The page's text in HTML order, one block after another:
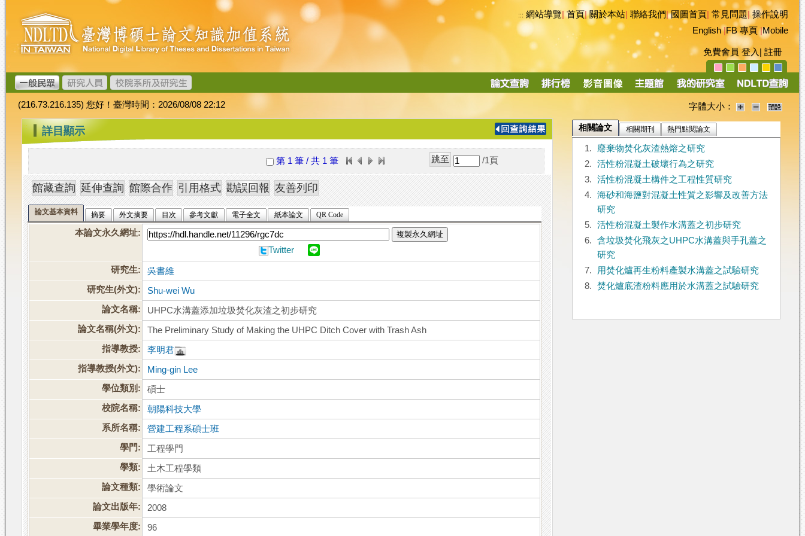
跳
到
主
要
內
容
臺
灣
博
碩
士
論
文
加
值
系
統
::: 網站導覽|首頁|關於本站 聯絡我們|國圖首頁 常見問題|操作說明
English|FB 專頁|Mobile
免費會員 登入 註冊
導
(216.73.216.135) 您好！臺灣時間：2026/08/08 22:12 字體大小：
::: 詳目顯示
第 1 筆 / 共 1 筆 /1 頁
論文基本資料 摘要 外文摘要 目次 參考文獻 電子全文 紙本論文 QR Code
本論文永久網址: 複製永久網址
Twitter
研究生:
吳書維
研究生(外文):
Shu-wei Wu
論文名稱:
UHPC水溝蓋添加垃圾焚化灰渣之初步研究
論文名稱(外文):
The Preliminary Study of Making the UHPC Ditch Cover with Trash Ash
指導教授:
李明君
指導教授(外文):
Ming-gin Lee
學位類別:
碩士
校院名稱:
朝陽科技大學
系所名稱:
營建工程系碩士班
學門:
工程學門
學類:
土木工程學類
論文種類:
學術論文
論文出版年:
2008
畢業學年度:
96
相關論文 相關期刊 熱門點閱論文
1.
廢棄物焚化灰渣熱熔之研究
2.
活性粉混凝土破壞行為之研究
3.
活性粉混凝土構件之工程性質研究
4.
海砂和海鹽對混凝土性質之影響及改善方法
研究
5.
活性粉混凝土製作水溝蓋之初步研究
6.
含垃圾焚化飛灰之UHPC水溝蓋與手孔蓋之
研究
7.
用焚化爐再生粉料產製水溝蓋之試驗研究
8.
焚化爐底渣粉料應用於水溝蓋之試驗研究